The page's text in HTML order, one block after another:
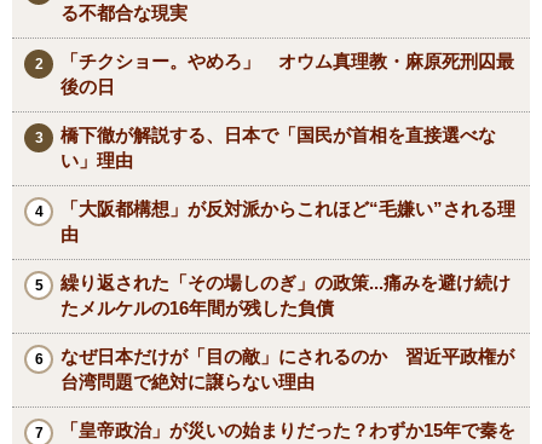
る不都合な現実
「チクショー。やめろ」 オウム真理教・麻原死刑囚最
後の日
橋下徹が解説する、日本で「国民が首相を直接選べな
い」理由
「大阪都構想」が反対派からこれほど“毛嫌い”される理
由
繰り返された「その場しのぎ」の政策...痛みを避け続け
たメルケルの16年間が残した負債
なぜ日本だけが「目の敵」にされるのか 習近平政権が
台湾問題で絶対に譲らない理由
「皇帝政治」が災いの始まりだった？わずか15年で秦を